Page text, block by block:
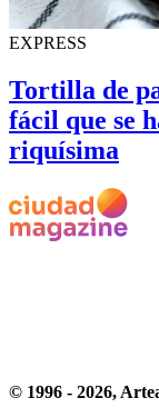
EXPRESS
Tortilla de
fácil que se
riquísima
© 1996 - 2026,